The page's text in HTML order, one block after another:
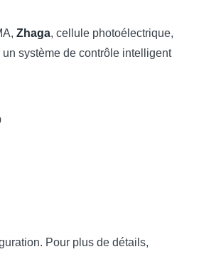
Zhaga, cellule photoélectrique,
système de contrôle intelligent
Pour plus de détails,